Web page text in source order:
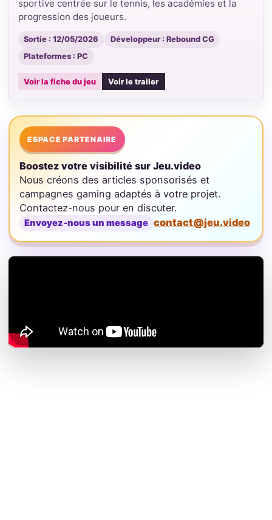
sportive centrée sur le tennis, les académies et la
progression des joueurs.
Sortie : 12/05/2026
Développeur : Rebound CG
Plateformes : PC
Voir la fiche du jeu Voir le trailer
ESPACE PARTENAIRE
Boostez votre visibilité sur Jeu.video
Nous créons des articles sponsorisés et
campagnes gaming adaptés à votre projet.
Contactez-nous pour en discuter.
Envoyez-nous un message contact@jeu.video